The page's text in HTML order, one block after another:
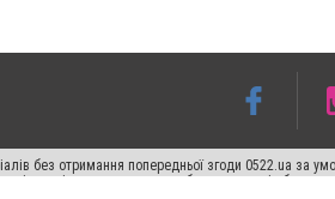
без отримання попередньої згоди 0522.ua за
статті не нижче другого абзацу в тексті або в